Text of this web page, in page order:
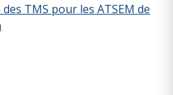
TMS pour les ATSEM de